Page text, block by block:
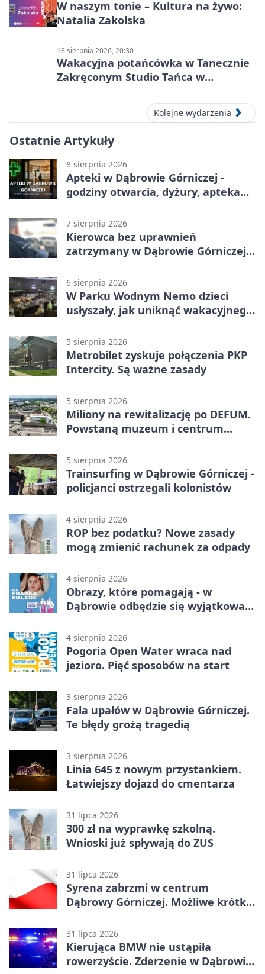
W naszym tonie – Kultura na żywo:
Natalia Zakolska
18 sierpnia 2026, 20:30
Wakacyjna potańcówka w Tanecznie
Zakręconym Studio Tańca w
Kolejne wydarzenia
Ostatnie Artykuły
8 sierpnia 2026
Apteki w Dąbrowie Górniczej -
godziny otwarcia, dyżury, apteka
7 sierpnia 2026
Kierowca bez uprawnień
zatrzymany w Dąbrowie Górniczej.
6 sierpnia 2026
W Parku Wodnym Nemo dzieci
usłyszały, jak uniknąć wakacyjnego
5 sierpnia 2026
Metrobilet zyskuje połączenia PKP
Intercity. Są ważne zasady
5 sierpnia 2026
Miliony na rewitalizację po DEFUM.
Powstaną muzeum i centrum
5 sierpnia 2026
Trainsurfing w Dąbrowie Górniczej -
policjanci ostrzegali kolonistów
4 sierpnia 2026
ROP bez podatku? Nowe zasady
mogą zmienić rachunek za odpady
4 sierpnia 2026
Obrazy, które pomagają - w
Dąbrowie odbędzie się wyjątkowa
4 sierpnia 2026
Pogoria Open Water wraca nad
jezioro. Pięć sposobów na start
3 sierpnia 2026
Fala upałów w Dąbrowie Górniczej.
Te błędy grożą tragedią
3 sierpnia 2026
Linia 645 z nowym przystankiem.
Łatwiejszy dojazd do cmentarza
31 lipca 2026
300 zł na wyprawkę szkolną.
Wnioski już spływają do ZUS
31 lipca 2026
Syrena zabrzmi w centrum
Dąbrowy Górniczej. Możliwe krótkie
31 lipca 2026
Kierująca BMW nie ustąpiła
rowerzyście. Zderzenie w Dąbrowie